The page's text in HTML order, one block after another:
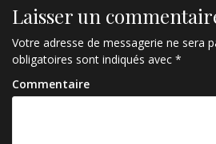
g
a
t
i
Laisser un
Votre adresse de messagerie ne sera
obligatoires sont indiqués avec *
Commentaire